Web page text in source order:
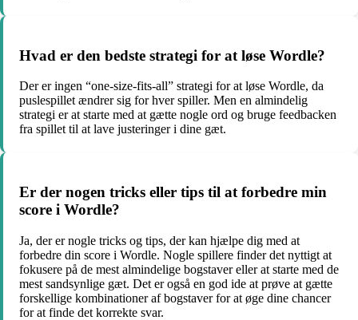
Hvad er den bedste strategi for at løse Wordle?
Der er ingen “one-size-fits-all” strategi for at løse Wordle, da
puslespillet ændrer sig for hver spiller. Men en almindelig
strategi er at starte med at gætte nogle ord og bruge feedbacken
fra spillet til at lave justeringer i dine gæt.
Er der nogen tricks eller tips til at forbedre min
score i Wordle?
Ja, der er nogle tricks og tips, der kan hjælpe dig med at
forbedre din score i Wordle. Nogle spillere finder det nyttigt at
fokusere på de mest almindelige bogstaver eller at starte med de
mest sandsynlige gæt. Det er også en god ide at prøve at gætte
forskellige kombinationer af bogstaver for at øge dine chancer
for at finde det korrekte svar.